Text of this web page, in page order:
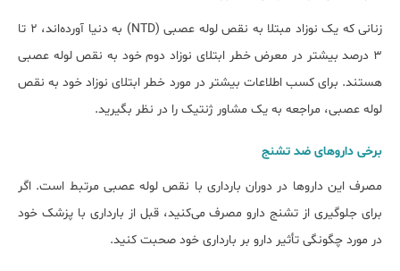
زنانی که یک نوزاد مبتلا به نقص لوله عصبی (NTD) به دنیا آورده‌اند، ۲ تا
۳ درصد بیشتر در معرض خطر ابتلای نوزاد دوم خود به نقص لوله عصبی
هستند. برای کسب اطلاعات بیشتر در مورد خطر ابتلای نوزاد خود به نقص
لوله عصبی، مراجعه به یک مشاور ژنتیک را در نظر بگیرید.
برخی داروهای ضد تشنج
مصرف این داروها در دوران بارداری با نقص لوله عصبی مرتبط است. اگر
برای جلوگیری از تشنج دارو مصرف می‌کنید، قبل از بارداری با پزشک خود
در مورد چگونگی تأثیر دارو بر بارداری خود صحبت کنید.